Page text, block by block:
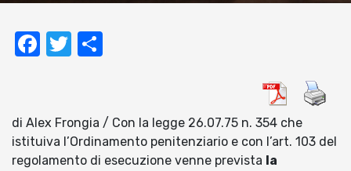
Facebook
Twitter
di Alex Frongia / Con la legge 26.07.75 n. 354 che
istituiva l’Ordinamento penitenziario e con l’art. 103 del
regolamento di esecuzione venne prevista la